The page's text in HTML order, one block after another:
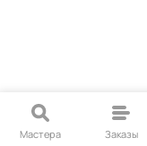
Мастера Заказы